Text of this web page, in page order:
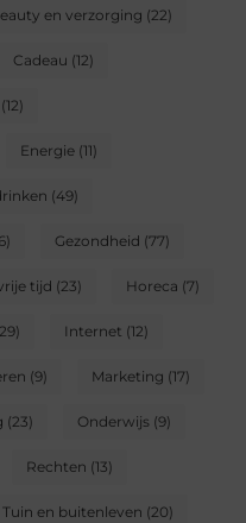
en verzorging (22)
Cadeau (12)
(12)
Energie (11)
(49)
Gezondheid (77)
tijd (23) Horeca (7)
Internet (12)
(9) Marketing (17)
(23) Onderwijs (9)
Rechten (13)
Tuin en buitenleven (20)